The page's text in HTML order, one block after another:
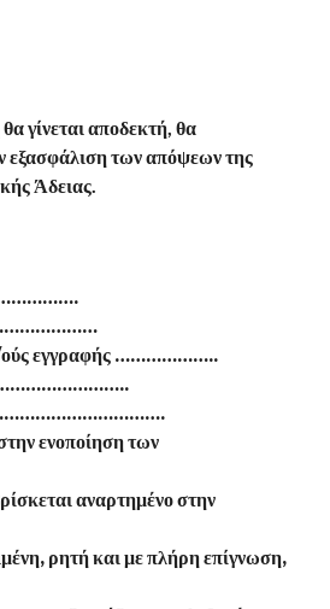
γίνεται αποδεκτή, θα
εξασφάλιση των απόψεων της
Άδειας.
ούς εγγραφής ………………..
ενοποίηση των
αναρτημένο στην
ρητή και με πλήρη επίγνωση,